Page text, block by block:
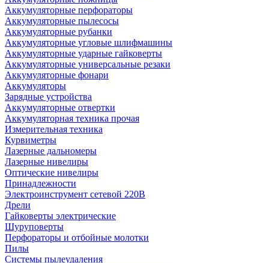
Аккумуляторные перфораторы
Аккумуляторные пылесосы
Аккумуляторные рубанки
Аккумуляторные угловые шлифмашины
Аккумуляторные ударные гайковерты
Аккумуляторные универсальные резаки
Аккумуляторные фонари
Аккумуляторы
Зарядные устройства
Аккумуляторные отвертки
Аккумуляторная техника прочая
Измерительная техника
Курвиметры
Лазерные дальномеры
Лазерные нивелиры
Оптические нивелиры
Принадлежности
Электроинструмент сетевой 220В
Дрели
Гайковерты электрические
Шуруповерты
Перфораторы и отбойные молотки
Пилы
Системы пылеудаления